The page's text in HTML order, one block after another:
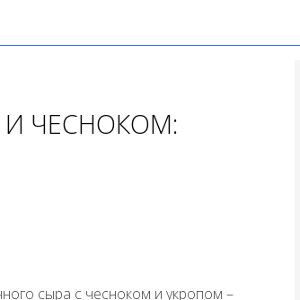
И ЧЕСНОКОМ:
сыра с чесноком и укропом –